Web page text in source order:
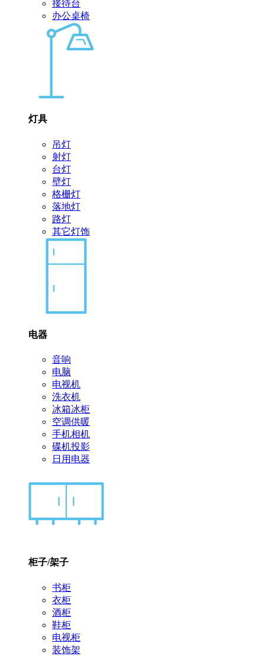
接待台
办公桌椅
灯具
吊灯
射灯
台灯
壁灯
格栅灯
落地灯
路灯
其它灯饰
电器
音响
电脑
电视机
洗衣机
冰箱冰柜
空调供暖
手机相机
碟机投影
日用电器
柜子/架子
书柜
衣柜
酒柜
鞋柜
电视柜
装饰架